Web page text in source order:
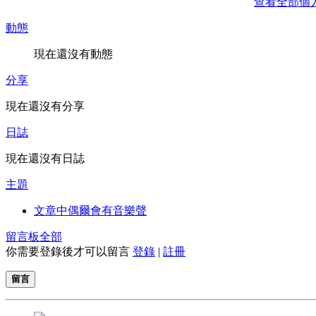
動態
現在還沒有動態
分享
現在還沒有分享
日誌
現在還沒有日誌
主題
文章中偶爾會有音樂聲
留言板全部
你需要登錄後才可以留言 登錄 | 註冊
留言